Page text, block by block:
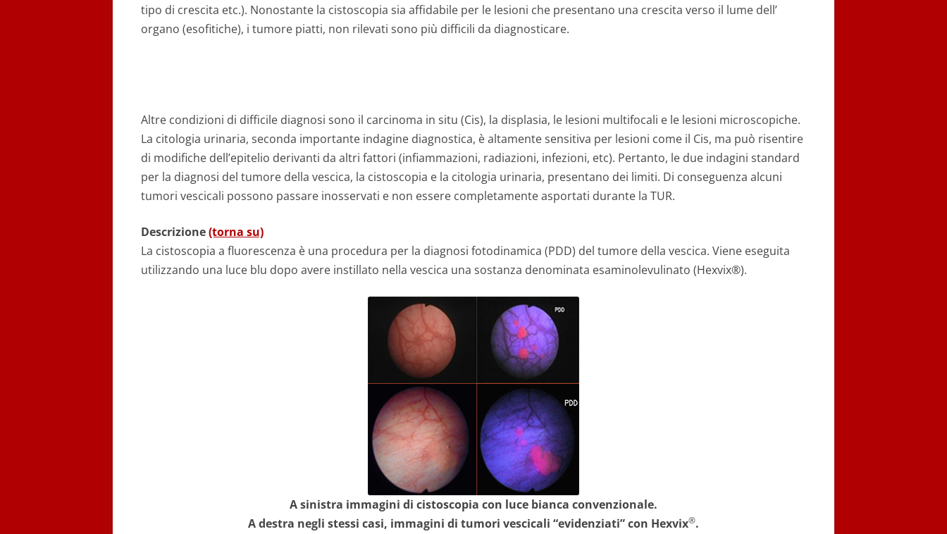
tipo di crescita etc.). Nonostante la cistoscopia sia affidabile per le lesioni che presentano una crescita verso il lume dell’
organo (esofitiche), i tumore piatti, non rilevati sono più difficili da diagnosticare.
Altre condizioni di difficile diagnosi sono il carcinoma in situ (Cis), la displasia, le lesioni multifocali e le lesioni microscopiche.
La citologia urinaria, seconda importante indagine diagnostica, è altamente sensitiva per lesioni come il Cis, ma può risentire
di modifiche dell’epitelio derivanti da altri fattori (infiammazioni, radiazioni, infezioni, etc). Pertanto, le due indagini standard
per la diagnosi del tumore della vescica, la cistoscopia e la citologia urinaria, presentano dei limiti. Di conseguenza alcuni
tumori vescicali possono passare inosservati e non essere completamente asportati durante la TUR.
Descrizione(torna su)
La cistoscopia a fluorescenza è una procedura per la diagnosi fotodinamica (PDD) del tumore della vescica. Viene eseguita
utilizzando una luce blu dopo avere instillato nella vescica una sostanza denominata esaminolevulinato (Hexvix®).
A sinistra immagini di cistoscopia con luce bianca convenzionale.
A destra negli stessi casi, immagini di tumori vescicali “evidenziati” con Hexvix®.